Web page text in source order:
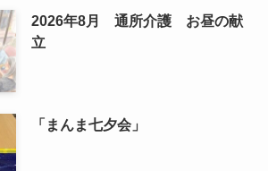
2026年8月 通所介護 お昼の献
立
「まんま七夕会」